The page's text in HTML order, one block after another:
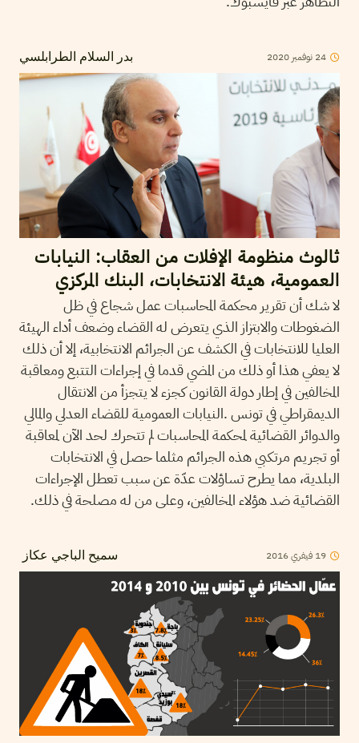
بدر السلام الطرابلسي 24 نوفمبر 2020
ثالوث منظومة الإفلات من العقاب: النيابات
العمومية، هيئة الانتخابات، البنك المركزي
لا شك أن تقرير محكمة المحاسبات عمل شجاع في ظل
الضغوطات والابتزاز الذي يتعرض له القضاء وضعف أداء الهيئة
العليا للانتخابات في الكشف عن الجرائم الانتخابية، إلا أن ذلك
لا يعفي هذا أو ذلك من المضي قدما في إجراءات التتبع ومعاقبة
المخالفين في إطار دولة القانون كجزء لا يتجزأ من الانتقال
الديمقراطي في تونس .النيابات العمومية للقضاء العدلي والمالي
والدوائر القضائية لمحكمة المحاسبات لم تتحرك لحد الآن لمعاقبة
أو تجريم مرتكبي هذه الجرائم مثلما حصل في الانتخابات
البلدية، مما يطرح تساؤلات عدّة عن سبب تعطل الإجراءات
القضائية ضد هؤلاء المخالفين، وعلى من له مصلحة في ذلك.
سميح الباجي عكاز 19 فيفري2016